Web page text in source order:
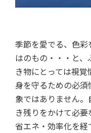
季節を愛でる、色
はのもの・・・と
き物にとっては視覚
身を守るための必
象ではありません
き残りをかけて必
省エネ・効率化を経